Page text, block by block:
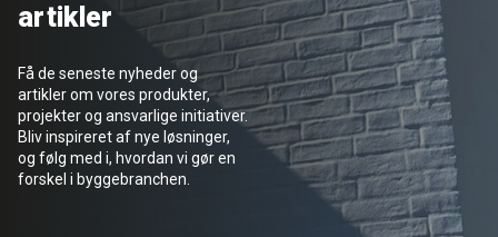
Vådrumsmembraner
Fliseklæber "Fix"
Primere / Bindere
OM ALFIX
Om Alfix
Ansvarlighed
NYHEDER & ARTIKLER
DK
artikler
Få de seneste nyheder og
artikler om vores produkter,
projekter og ansvarlige initiativer.
Bliv inspireret af nye løsninger,
og følg med i, hvordan vi gør en
forskel i byggebranchen.